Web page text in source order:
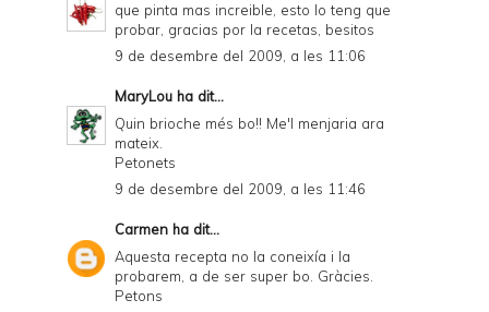
que pinta mas increible, esto lo teng que
probar, gracias por la recetas, besitos
9 de desembre del 2009, a les 11:06
MaryLou ha dit...
Quin brioche més bo!! Me'l menjaria ara
mateix.
Petonets
9 de desembre del 2009, a les 11:46
Carmen ha dit...
Aquesta recepta no la coneixía i la
probarem, a de ser super bo. Gràcies.
Petons